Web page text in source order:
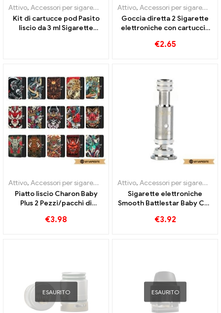
Attivo, Accessori per sigarette elettroniche ,Evaporatore
Kit di cartucce pod Pasito
liscio da 3 ml Sigarette
Attivo, Accessori per sigarette elettroniche
Goccia diretta 2 Sigarette
elettroniche con cartuccia
Personalizzato
€2.65
Attivo, Accessori per sigarette elettroniche ,Evaporatore
Piatto liscio Charon Baby
Plus 2 Pezzi/pacchi di
all'ingrosso丨Personalizzato
€3.98
Attivo, Accessori per sigarette elettroniche
Sigarette elettroniche
Smooth Battlestar Baby Coil
€3.92
ESAURITO ESAURITO